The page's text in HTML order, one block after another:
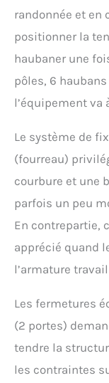
randonnée et en
positionner la
haubaner une
pôles, 6
l’équipement va
Le système de
(fourreau)
courbure et une
parfois un peu
En contrepartie,
apprécié quand
l’armature
Les fermetures
(2 portes)
tendre la
les contraintes